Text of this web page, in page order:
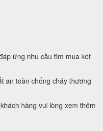
ứng nhu cầu tìm mua két
an toàn chống cháy thương
hàng vui lòng xem thêm